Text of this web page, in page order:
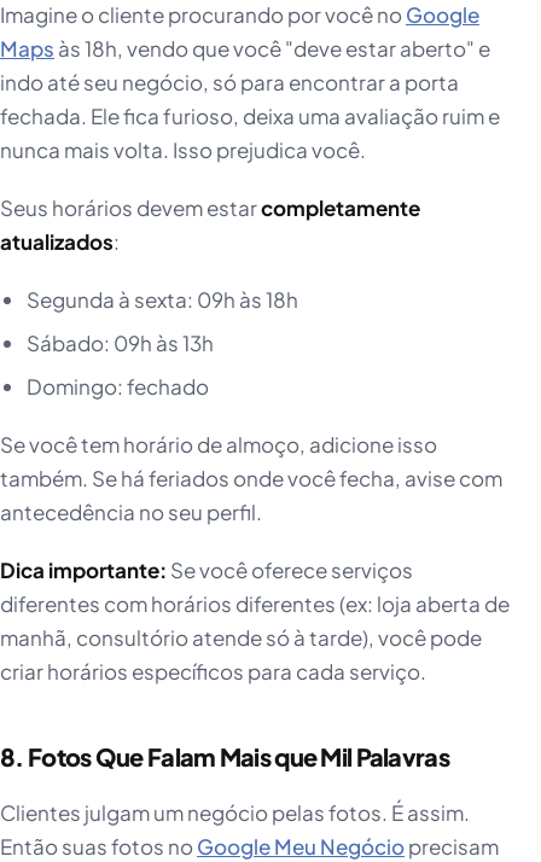
Imagine o cliente procurando por você noGoogle
Maps às 18h, vendo que você "deve estar aberto" e
indo até seu negócio, só para encontrar a porta
fechada. Ele fica furioso, deixa uma avaliação ruim e
nunca mais volta. Isso prejudica você.
Seus horários devem estarcompletamente
atualizados:
Segunda à sexta: 09h às 18h
Sábado: 09h às 13h
Domingo: fechado
Se você tem horário de almoço, adicione isso
também. Se há feriados onde você fecha, avise com
antecedência no seu perfil.
Dica importante: Se você oferece serviços
diferentes com horários diferentes (ex: loja aberta de
manhã, consultório atende só à tarde), você pode
criar horários específicos para cada serviço.
8. Fotos Que Falam Mais que Mil Palavras
Clientes julgam um negócio pelas fotos. É assim.
Então suas fotos noGoogle Meu Negócioprecisam